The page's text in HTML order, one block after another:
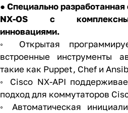
● Специально
NX-OS с
инновациями.
◦ Открытая
встроенные инструменты
такие как Puppet, Chef и
◦ Cisco NX-API
подход для коммутаторов
◦ Автоматическая